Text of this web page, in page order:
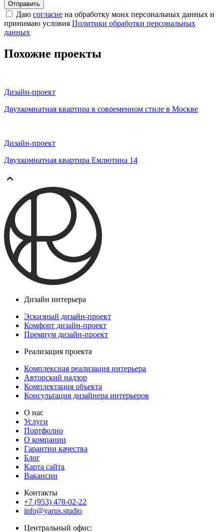
Отправить
Даю согласие на обработку моих персональных данных и
принимаю условия Политики обработки персональных
данных
Похожие проекты
Дизайн-проект
Двухкомнатная квартира в современном стиле в Москве
Дизайн-проект
Двухкомнатная квартира Емлютина 14
Дизайн интерьера
Эскизный дизайн-проект
Комфорт дизайн-проект
Премиум дизайн-проект
Реализация проекта
Комплексная реализация интерьера
Авторский надзор
Комплектация объекта
Консультация дизайнера интерьеров
О нас
Услуги
Портфолио
О компании
Гарантии качества
Блог
Карта сайта
Вакансии
Контакты
+7 (953) 478-02-22
info@yarus.studio
Центральный офис: